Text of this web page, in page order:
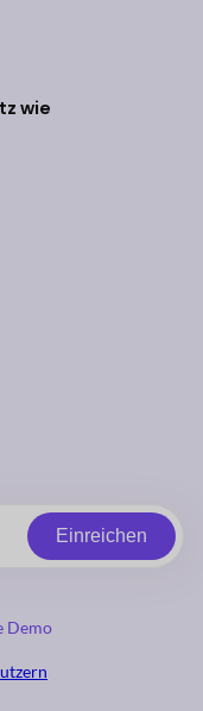
wie
Einreichen
Demo